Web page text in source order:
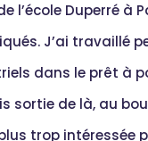
l’école Duperré à
J’ai travaillé
dans le prêt à
sortie de là, au
trop intéressée